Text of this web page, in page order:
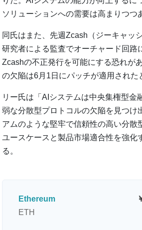
ソリューションへの需要は高まりつつ
同氏はまた、先週Zcash（ジーキャッ
研究者による監査でオーチャード回路
Zcashの不正発行を可能にする恐れが
の欠陥は6月1日にパッチが適用された
リー氏は「AIシステムは中央集権型金
弱な分散型プロトコルの欠陥を見つけ
アムのような堅牢で信頼性の高い分散
ユースケースと製品市場適合性を強化
る。
Ethereum
ETH